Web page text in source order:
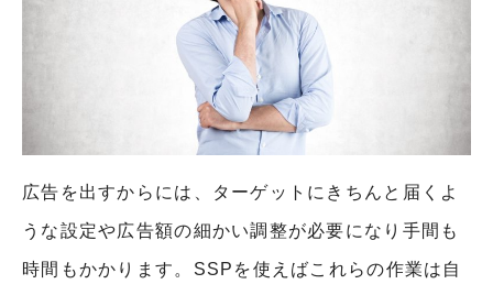
広告を出すからには、ターゲットにきちんと届くよ
うな設定や広告額の細かい調整が必要になり手間も
時間もかかります。SSPを使えばこれらの作業は自